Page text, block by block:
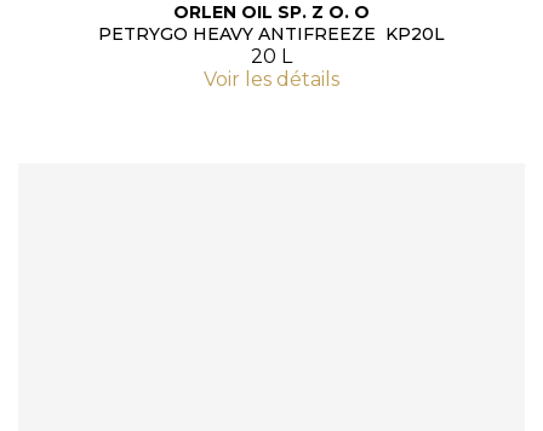
ORLEN OIL SP. Z O. O
PETRYGO HEAVY ANTIFREEZE KP20L
20 L
Voir les détails